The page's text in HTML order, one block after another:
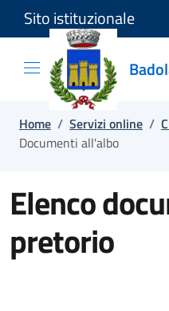
Salta e vai al contenuto
Salta e vai al footer
Sito istituzionale
Home / Servizi online /
Documenti all'albo
Elenco
pretorio